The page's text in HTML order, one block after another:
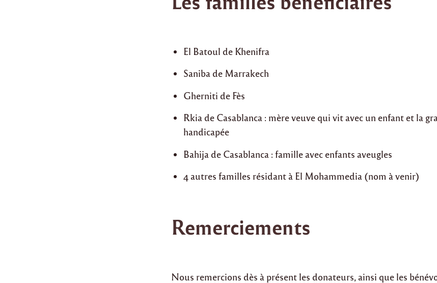
El Batoul de Khenifra
Saniba de Marrakech
Gherniti de Fès
Rkia de Casablanca : mère veuve qui vit avec un enfant et la
handicapée
Bahija de Casablanca : famille avec enfants aveugles
4 autres familles résidant à El Mohammedia (nom à venir)
Remerciements
Nous remercions dès à présent les donateurs, ainsi que les